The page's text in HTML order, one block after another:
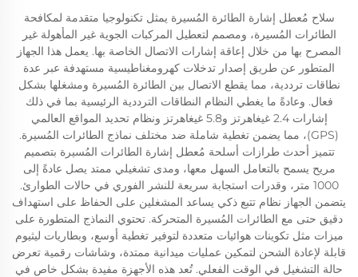
سلاح مُعطل إشارة الطائرة المُسيرة يمثل تكنولوجيا متقدمة لمكافحة
الطائرات المُسيرة، ومصمم لتعطيل المركبات الجوية غير المأهولة غير
المصرح بها من خلال إعاقة إشارات الاتصال الخاصة بها. يعمل هذا الجهاز
المتطور عن طريق إصدار تدخلات كهرومغناطيسية مستهدفة عبر عدة
نطاقات ترددية، مما يقطع الاتصال بين الطائرة المُسيرة ومشغلها بشكل
فعال. وعادةً ما يغطي النظام النطاقات الترددية الرئيسية بما في ذلك
إشارات 2.4 غيغاهرتز و5.8 غيغاهرتز ونظام تحديد المواقع العالمي
(GPS)، مما يضمن تغطية شاملة ضد مختلف نماذج الطائرات المُسيرة.
تتميز أحدث طرازات أسلحة مُعطل إشارة الطائرات المُسيرة بتصميم
مريح يسمح بالتعامل السهل معها، ومدى تشغيلي ممتد يصل عادةً إلى
1000 متر، وقدرات استجابة سريعة للنشر الفوري في حالات الطوارئ.
يتضمن الجهاز نظام تتبع ذكي يساعد المشغلين على الحفاظ على استهداف
دقيق حتى مع الطائرات المُسيرة المتحركة. تحتوي النماذج المتطورة على
ميزات مثل تكوينات هوائيات متعددة لتوفير تغطية أوسع، وبطاريات ليثيوم
قابلة لإعادة الشحن لتمكين عمليات ميدانية ممتدة، وشاشات رقمية تعرض
حالة التشغيل في الوقت الفعلي. تُعد هذه الأجهزة مفيدة بشكل خاص في